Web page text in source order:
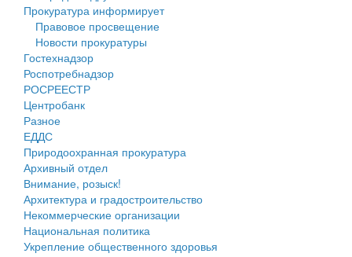
Генеральные планы
Проекты планировки территории
Собрание депутатов
Городское поселение
Сельские поселения
Прокуратура информирует
Правовое просвещение
Новости прокуратуры
Гостехнадзор
Роспотребнадзор
РОСРЕЕСТР
Центробанк
Разное
ЕДДС
Природоохранная прокуратура
Архивный отдел
Внимание, розыск!
Архитектура и градостроительство
Некоммерческие организации
Национальная политика
Укрепление общественного здоровья